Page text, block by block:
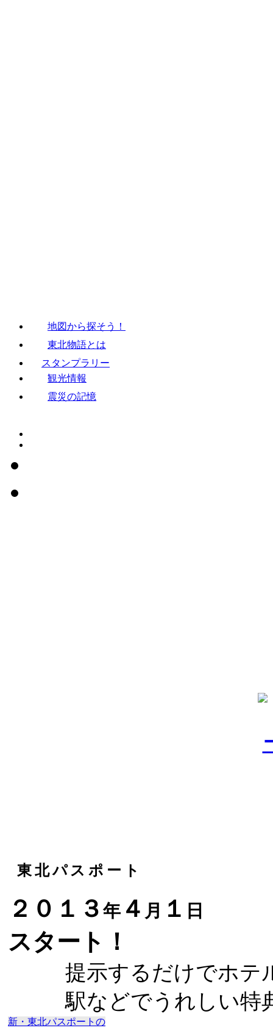
地図から探そう！
東北物語とは
スタンプラリー
観光情報
震災の記憶
東北パスポート
２０１３ 年 ４ 月 １ 日
スタート！
提示するだけでホテ
駅などでうれしい特
新・東北パスポートの